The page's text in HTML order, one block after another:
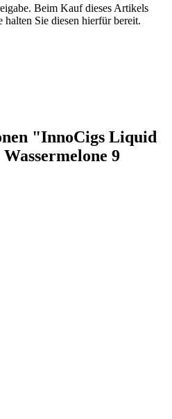
Beim Kauf dieses Artikels
Sie diesen hierfür bereit.
"InnoCigs Liquid
9